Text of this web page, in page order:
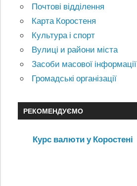
Почтові відділення
Карта Коростеня
Культура і спорт
Вулиці и райони міста
Засоби масової інформації
Громадські організації
РЕКОМЕНДУЄМО
Курс валюти у Коростені